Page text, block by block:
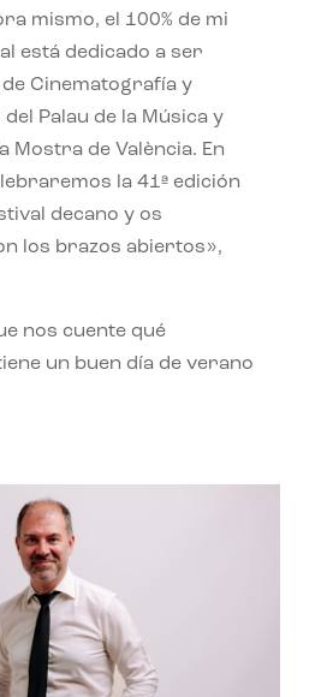
mismo, el 100% de mi
está dedicado a ser
Cinematografía y
Palau de la Música y
Mostra de València. En
la 41ª edición
decano y os
los brazos abiertos»,
nos cuente qué
un buen día de verano